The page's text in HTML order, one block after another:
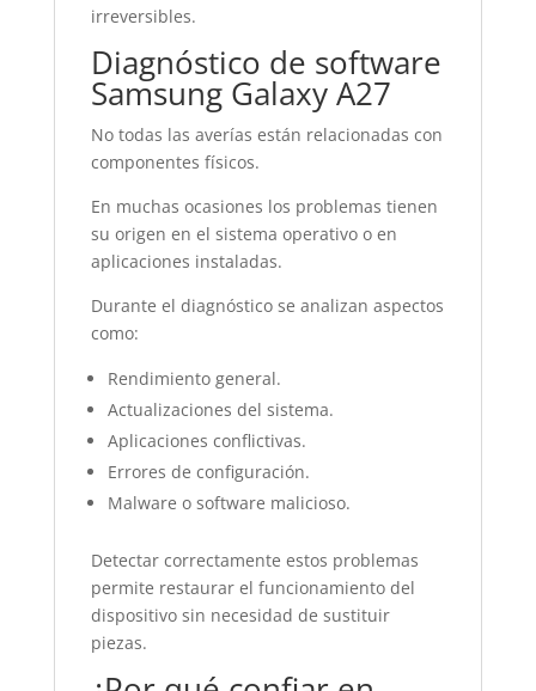
irreversibles.
Diagnóstico de software
Samsung Galaxy A27
No todas las averías están relacionadas con
componentes físicos.
En muchas ocasiones los problemas tienen
su origen en el sistema operativo o en
aplicaciones instaladas.
Durante el diagnóstico se analizan aspectos
como:
Rendimiento general.
Actualizaciones del sistema.
Aplicaciones conflictivas.
Errores de configuración.
Malware o software malicioso.
Detectar correctamente estos problemas
permite restaurar el funcionamiento del
dispositivo sin necesidad de sustituir
piezas.